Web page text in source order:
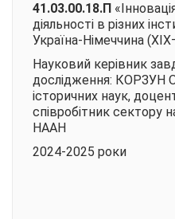
41.03.00.18.П
діяльності в різних
Україна-Німеччина
Науковий керівник
дослідження: КОРЗУН
історичних наук,
співробітник сектору
НААН
2024-2025 роки